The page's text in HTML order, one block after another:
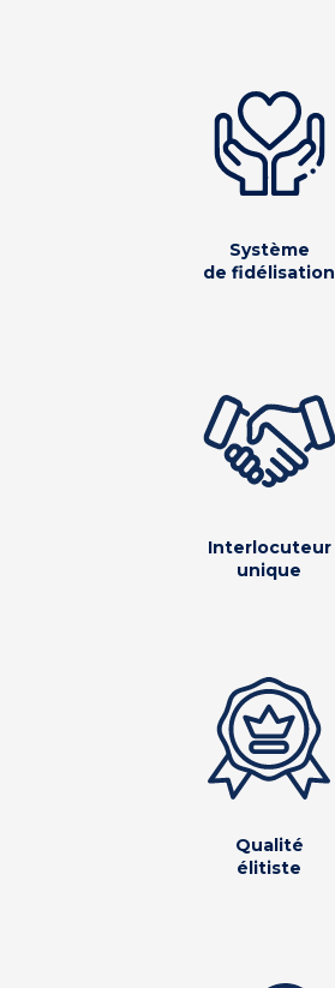
Système
de fidélisation
Interlocuteur
unique
Qualité
élitiste